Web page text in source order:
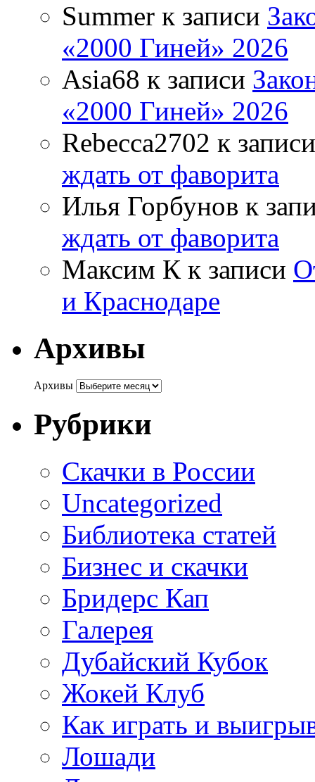
Summer к записи
«2000 Гиней» 2026
Asia68 к записи
«2000 Гиней» 2026
Rebecca2702 к
ждать от фаворита
Илья Горбунов к
ждать от фаворита
Максим К к записи
и Краснодаре
Архивы
Архивы
Рубрики
Cкачки в России
Uncategorized
Библиотека статей
Бизнес и скачки
Бридерс Кап
Галерея
Дубайский Кубок
Жокей Клуб
Как играть и
Лошади